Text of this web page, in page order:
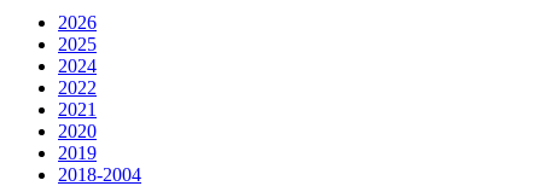
2026
2025
2024
2022
2021
2020
2019
2018-2004